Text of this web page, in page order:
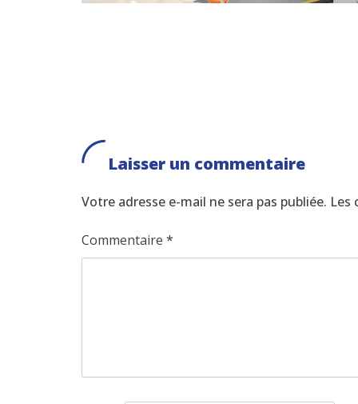
Laisser un commentaire
Votre adresse e-mail ne sera pas publiée. Les
Commentaire *